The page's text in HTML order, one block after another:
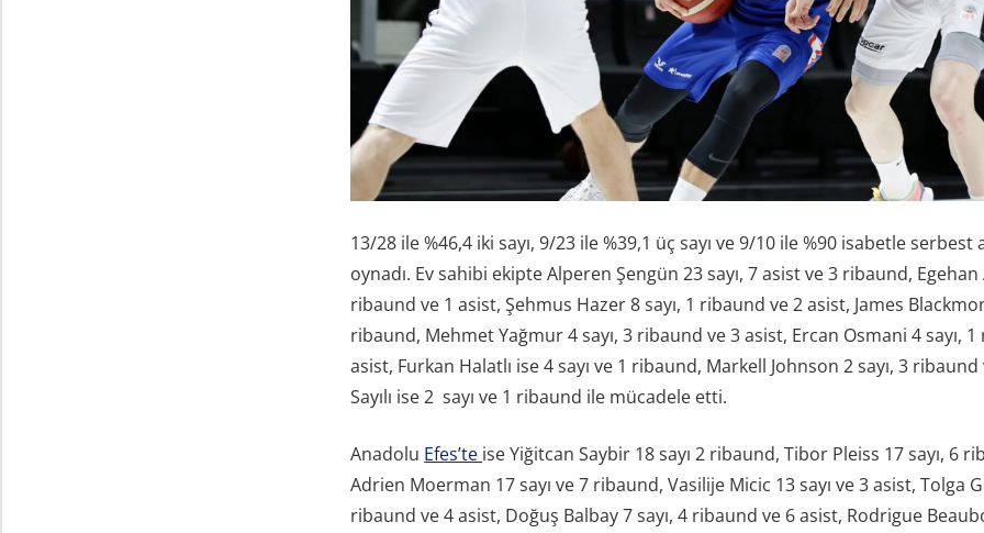
13/28 ile %46,4 iki sayı, 9/23 ile %39,1 üç sayı ve 9/10 ile %90 isabetle serbest
oynadı. Ev sahibi ekipte Alperen Şengün 23 sayı, 7 asist ve 3 ribaund, Egehan
ribaund ve 1 asist, Şehmus Hazer 8 sayı, 1 ribaund ve 2 asist, James
ribaund, Mehmet Yağmur 4 sayı, 3 ribaund ve 3 asist, Ercan Osmani 4 sayı, 1
asist, Furkan Halatlı ise 4 sayı ve 1 ribaund, Markell Johnson 2 sayı, 3 ribaund
Sayılı ise 2 sayı ve 1 ribaund ile mücadele etti.
Anadolu Efes’te ise Yiğitcan Saybir 18 sayı 2 ribaund, Tibor Pleiss 17 sayı, 6
Adrien Moerman 17 sayı ve 7 ribaund, Vasilije Micic 13 sayı ve 3 asist, Tolga
ribaund ve 4 asist, Doğuş Balbay 7 sayı, 4 ribaund ve 6 asist, Rodrigue